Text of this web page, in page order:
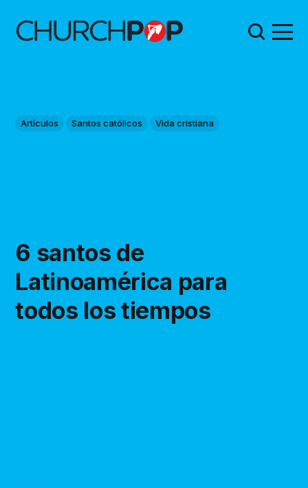
Artículos Santos católicos Vida cristiana
6 santos de
Latinoamérica para
todos los tiempos